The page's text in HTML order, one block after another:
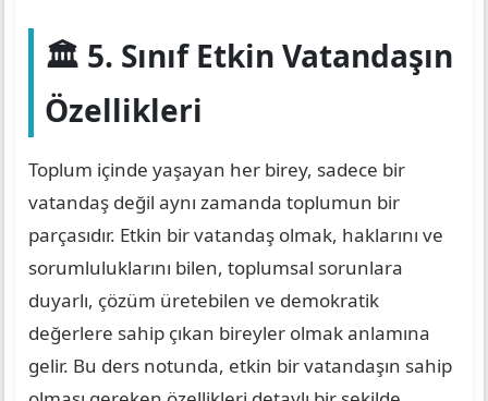
🏛️ 5. Sınıf Etkin Vatandaşın
Özellikleri
Toplum içinde yaşayan her birey, sadece bir
vatandaş değil aynı zamanda toplumun bir
parçasıdır. Etkin bir vatandaş olmak, haklarını ve
sorumluluklarını bilen, toplumsal sorunlara
duyarlı, çözüm üretebilen ve demokratik
değerlere sahip çıkan bireyler olmak anlamına
gelir. Bu ders notunda, etkin bir vatandaşın sahip